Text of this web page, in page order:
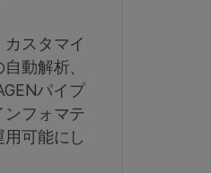
スタマイ
動解析、
パイプ
ンフォマテ
可能にし